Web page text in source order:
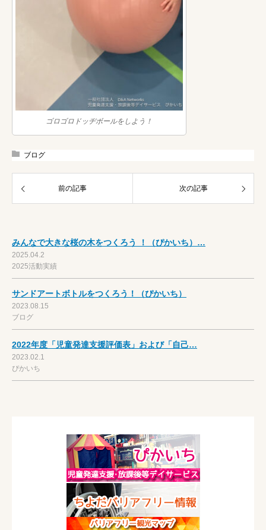
ゴロゴロドッヂボールをしよう！
ブログ
前の記事 次の記事
みんなで大きな桜の木をつくろう ！（ぴかいち）…
2025.04.2
2025活動実績
サンドアートボトルをつくろう！（ぴかいち）
2023.08.15
ブログ
2022年度「児童発達支援評価表」および「自己…
2023.02.1
ぴかいち